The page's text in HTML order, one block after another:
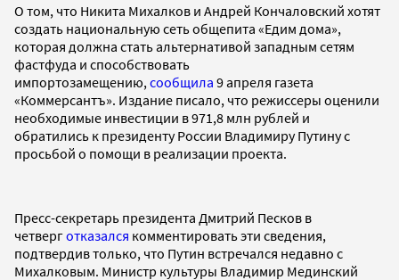
О том, что Никита Михалков и Андрей Кончаловский хотят
создать национальную сеть общепита «Едим дома»,
которая должна стать альтернативой западным сетям
фастфуда и способствовать
импортозамещению, сообщила 9 апреля газета
«Коммерсантъ». Издание писало, что режиссеры оценили
необходимые инвестиции в 971,8 млн рублей и
обратились к президенту России Владимиру Путину с
просьбой о помощи в реализации проекта.
Пресс-секретарь президента Дмитрий Песков в
четверготказался комментировать эти сведения,
подтвердив только, что Путин встречался недавно с
Михалковым. Министр культуры Владимир Мединский